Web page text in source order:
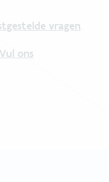
vragen.
Vul ons